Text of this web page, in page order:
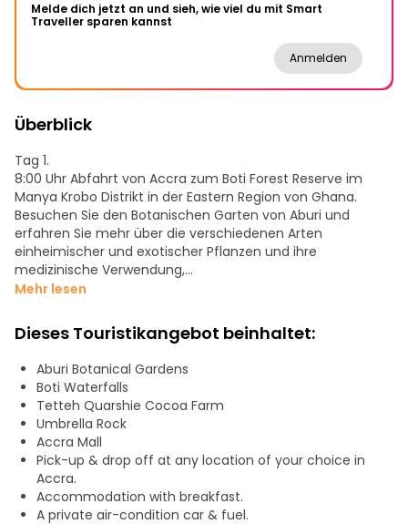
Melde dich jetzt an und sieh, wie viel du mit Smart
Traveller sparen kannst
Anmelden
Überblick
Tag 1.
8:00 Uhr Abfahrt von Accra zum Boti Forest Reserve im
Manya Krobo Distrikt in der Eastern Region von Ghana.
Besuchen Sie den Botanischen Garten von Aburi und
erfahren Sie mehr über die verschiedenen Arten
einheimischer und exotischer Pflanzen und ihre
medizinische Verwendung,
den berühmten Ficus-Baum und den geschnitzten Baum,
Wandern Sie eine etwa eineinhalbstündige Rundtour vom
Besucherzentrum der Boti-Wasserfälle aus, steigen Sie die
felsigen Boti-Hügel hinauf und hinunter, die etwa 250 Meter
hoch sind,
um den geheimnisvollen Regenschirmfelsen und die 3-
köpfige Palme zu besuchen.
Erfrischen Sie sich an den Zwillingswasserfällen von Boti und
genießen Sie ihren malerischen Abfluss zu Boden.
Übernachtung in Koforidua.
Mehr lesen
Dieses Touristikangebot beinhaltet:
Aburi Botanical Gardens
Boti Waterfalls
Tetteh Quarshie Cocoa Farm
Umbrella Rock
Accra Mall
Pick-up & drop off at any location of your choice in
Accra.
Accommodation with breakfast.
A private air-condition car & fuel.